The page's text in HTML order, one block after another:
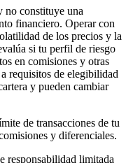
no constituye una
financiero. Operar con
de los precios y la
si tu perfil de riesgo
en comisiones y otras
requisitos de elegibilidad
y pueden cambiar
de transacciones de tu
y diferenciales.
responsabilidad limitada